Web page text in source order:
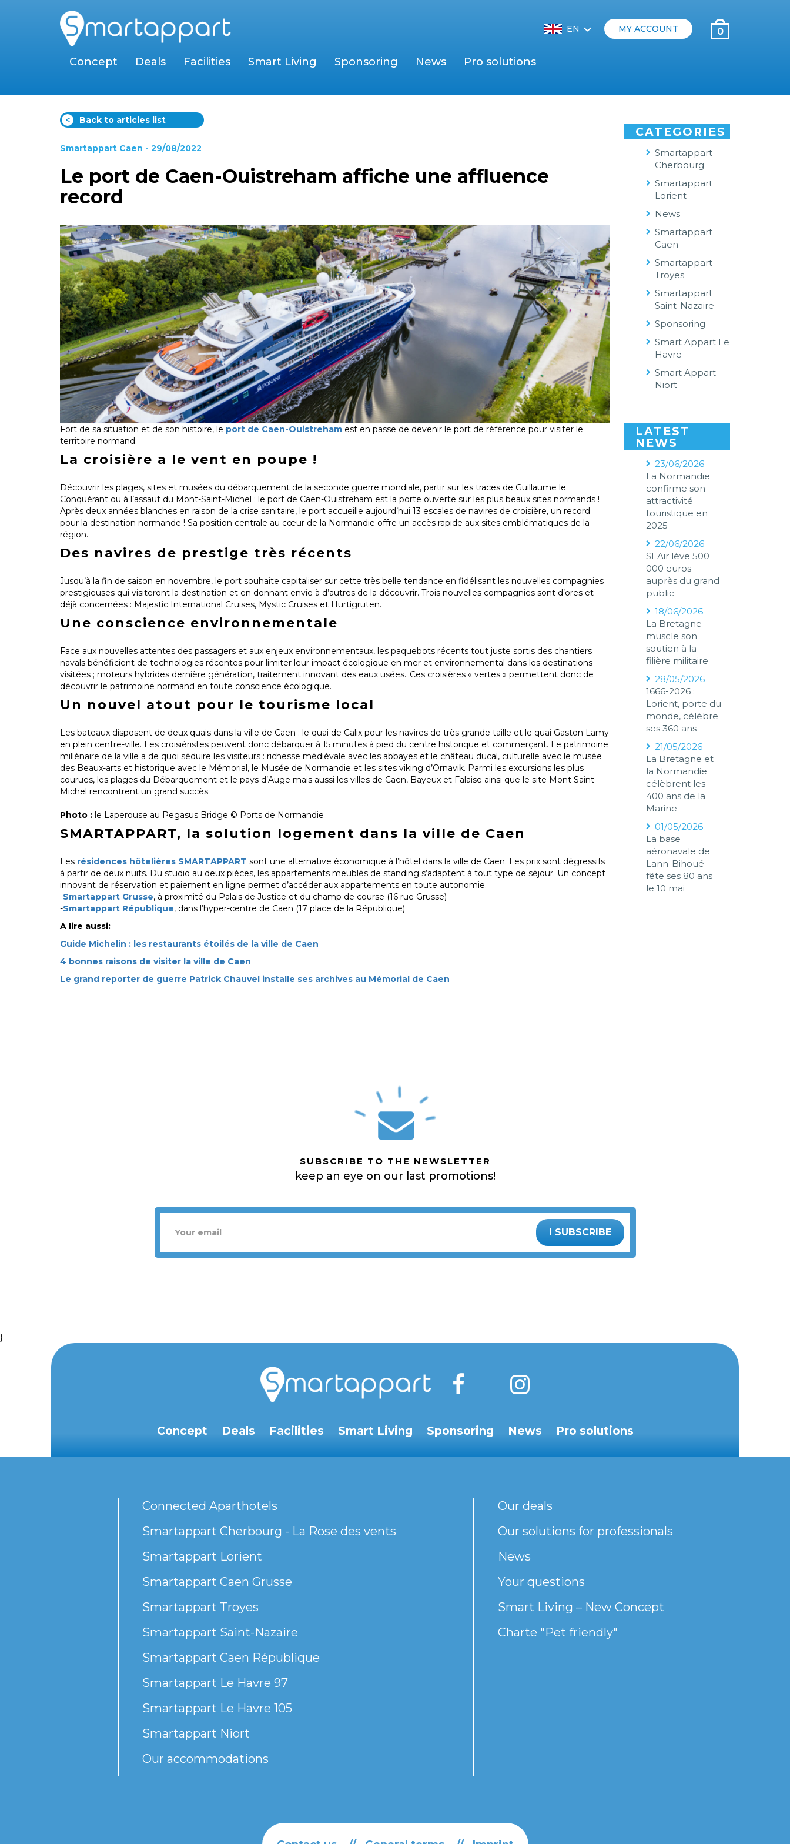
EN‹ MY ACCOUNT 0
Concept Deals Facilities Smart Living Sponsoring News Pro solutions
< Back to articles list
Smartappart Caen - 29/08/2022
Le port de Caen-Ouistreham affiche une affluence
record
Fort de sa situation et de son histoire, le port de Caen-Ouistreham est en passe de devenir le port de référence pour visiter le
territoire normand.
La croisière a le vent en poupe !
Découvrir les plages, sites et musées du débarquement de la seconde guerre mondiale, partir sur les traces de Guillaume le
Conquérant ou à l’assaut du Mont-Saint-Michel : le port de Caen-Ouistreham est la porte ouverte sur les plus beaux sites normands !
Après deux années blanches en raison de la crise sanitaire, le port accueille aujourd’hui 13 escales de navires de croisière, un record
pour la destination normande ! Sa position centrale au cœur de la Normandie offre un accès rapide aux sites emblématiques de la
région.
Des navires de prestige très récents
Jusqu’à la fin de saison en novembre, le port souhaite capitaliser sur cette très belle tendance en fidélisant les nouvelles compagnies
prestigieuses qui visiteront la destination et en donnant envie à d’autres de la découvrir. Trois nouvelles compagnies sont d’ores et
déjà concernées : Majestic International Cruises, Mystic Cruises et Hurtigruten.
Une conscience environnementale
Face aux nouvelles attentes des passagers et aux enjeux environnementaux, les paquebots récents tout juste sortis des chantiers
navals bénéficient de technologies récentes pour limiter leur impact écologique en mer et environnemental dans les destinations
visitées ; moteurs hybrides dernière génération, traitement innovant des eaux usées…Ces croisières « vertes » permettent donc de
découvrir le patrimoine normand en toute conscience écologique.
Un nouvel atout pour le tourisme local
Les bateaux disposent de deux quais dans la ville de Caen : le quai de Calix pour les navires de très grande taille et le quai Gaston Lamy
en plein centre-ville. Les croisiéristes peuvent donc débarquer à 15 minutes à pied du centre historique et commerçant. Le patrimoine
millénaire de la ville a de quoi séduire les visiteurs : richesse médiévale avec les abbayes et le château ducal, culturelle avec le musée
des Beaux-arts et historique avec le Mémorial, le Musée de Normandie et les sites viking d’Ornavik. Parmi les excursions les plus
courues, les plages du Débarquement et le pays d’Auge mais aussi les villes de Caen, Bayeux et Falaise ainsi que le site Mont Saint-
Michel rencontrent un grand succès.
Photo : le Laperouse au Pegasus Bridge © Ports de Normandie
SMARTAPPART, la solution logement dans la ville de Caen
Les résidences hôtelières SMARTAPPART sont une alternative économique à l’hôtel dans la ville de Caen. Les prix sont dégressifs
à partir de deux nuits. Du studio au deux pièces, les appartements meublés de standing s’adaptent à tout type de séjour. Un concept
innovant de réservation et paiement en ligne permet d’accéder aux appartements en toute autonomie.
-Smartappart Grusse, à proximité du Palais de Justice et du champ de course (16 rue Grusse)
-Smartappart République, dans l’hyper-centre de Caen (17 place de la République)
A lire aussi:
Guide Michelin : les restaurants étoilés de la ville de Caen
4 bonnes raisons de visiter la ville de Caen
Le grand reporter de guerre Patrick Chauvel installe ses archives au Mémorial de Caen
CATEGORIES
Smartappart
Cherbourg
Smartappart
Lorient
News
Smartappart
Caen
Smartappart
Troyes
Smartappart
Saint-Nazaire
Sponsoring
Smart Appart Le
Havre
Smart Appart
Niort
LATEST
NEWS
23/06/2026
La Normandie
confirme son
attractivité
touristique en
2025
22/06/2026
SEAir lève 500
000 euros
auprès du grand
public
18/06/2026
La Bretagne
muscle son
soutien à la
filière militaire
28/05/2026
1666-2026 :
Lorient, porte du
monde, célèbre
ses 360 ans
21/05/2026
La Bretagne et
la Normandie
célèbrent les
400 ans de la
Marine
01/05/2026
La base
aéronavale de
Lann-Bihoué
fête ses 80 ans
le 10 mai
SUBSCRIBE TO THE NEWSLETTER
keep an eye on our last promotions!
I SUBSCRIBE
}
Concept Deals Facilities Smart Living Sponsoring News Pro solutions
Connected Aparthotels
Smartappart Cherbourg - La Rose des vents
Smartappart Lorient
Smartappart Caen Grusse
Smartappart Troyes
Smartappart Saint-Nazaire
Smartappart Caen République
Smartappart Le Havre 97
Smartappart Le Havre 105
Smartappart Niort
Our accommodations
Our deals
Our solutions for professionals
News
Your questions
Smart Living – New Concept
Charte "Pet friendly"